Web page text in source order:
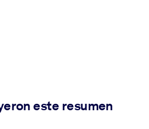
este resumen